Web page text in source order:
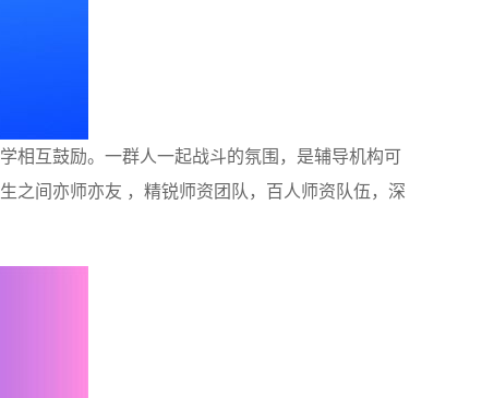
相互鼓励。一群人一起战斗的氛围，是辅导机构可
之间亦师亦友 ，精锐师资团队，百人师资队伍，深